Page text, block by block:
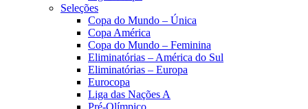
Seleções
Copa do Mundo – Única
Copa América
Copa do Mundo – Feminina
Eliminatórias – América do Sul
Eliminatórias – Europa
Eurocopa
Liga das Nações A
Pré-Olímpico